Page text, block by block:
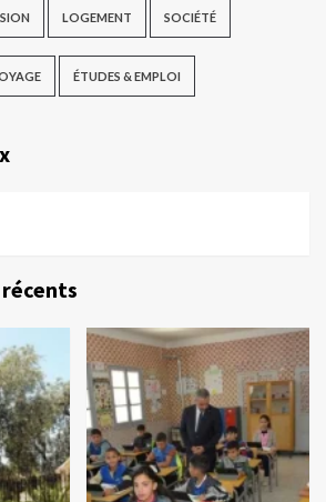
LOGEMENT SOCIÉTÉ
ÉTUDES & EMPLOI